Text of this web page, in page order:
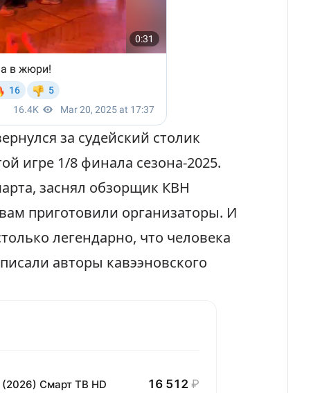
за судейский столик
игре 1/8 финала сезона-2025.
заснял обзорщик КВН
приготовили организаторы. И
легендарно, что человека
авторы кавээновского
Смарт ТВ HD 16 512 ₽